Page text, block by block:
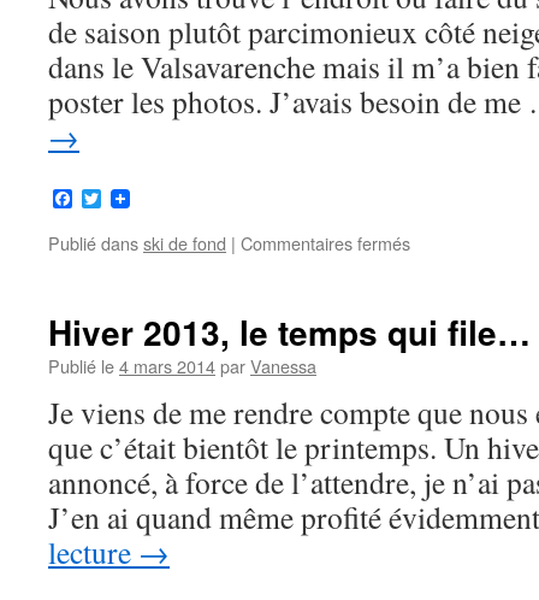
de saison plutôt parcimonieux côté
dans le Valsavarenche mais il m’a
poster les photos. J’avais besoin de
→
Facebook
Twitter
Publié dansski de fond | Commentaires fermés
Hiver 2013, le temps qui file…
Publié le4 mars 2014parVanessa
Je viens de me rendre compte que
que c’était bientôt le printemps. Un
annoncé, à force de l’attendre, je n’ai
J’en ai quand même profité
lecture →